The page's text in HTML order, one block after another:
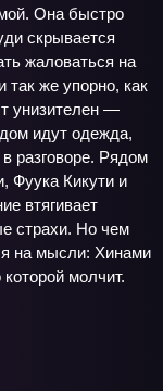
Она быстро
скрывается
жаловаться на
так же упорно, как
унизителен —
идут одежда,
разговоре. Рядом
Фуука Кикути и
втягивает
страхи. Но чем
на мысли: Хинами
молчит.